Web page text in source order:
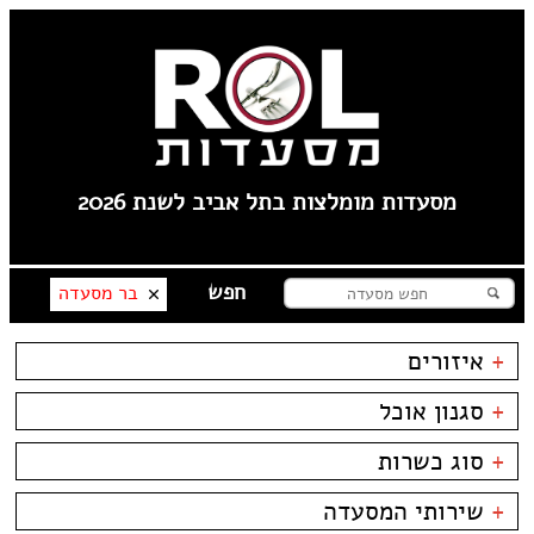
מסעדות מומלצות בתל אביב לשנת 2026
בר מסעדה
+ איזורים
צהלה
שוק הפשפשים
לילינבלום
תל אביב
----
פלורנטין
+ סגנון אוכל
בשרים
דגים
פירות ים
צרפתי
ביסטרו
בית קפה
+ סוג כשרות
כשרות
כשר למהדרין
+ שירותי המסעדה